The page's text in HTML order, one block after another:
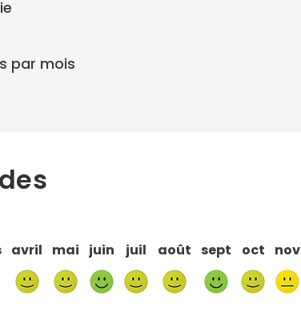
par mois
avril mai juin juil août sept oct nov